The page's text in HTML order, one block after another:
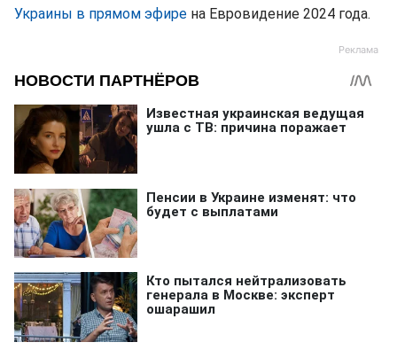
Украины в прямом эфире на Евровидение 2024 года.